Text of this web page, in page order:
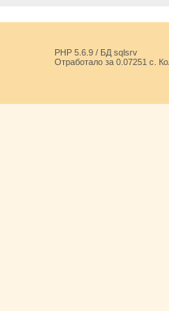
PHP 5.6.9 / БД sqlsrv
Отработало за 0.07251 с.